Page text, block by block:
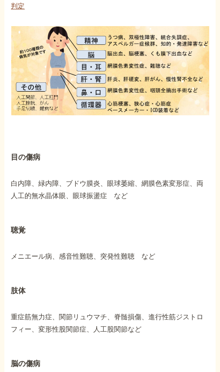
判定
目の傷病
白内障、緑内障、ブドウ膜炎、眼球萎縮、網膜色素変形症、両
人工的無水晶体眼、眼球振盪症 など
聴覚
メニエール病、感音性難聴、突発性難聴 など
肢体
重症筋無力症、関節リュウマチ、脊髄損傷、進行性筋ジストロ
フィー、変形性股関節症、人工股関節など
脳の傷病